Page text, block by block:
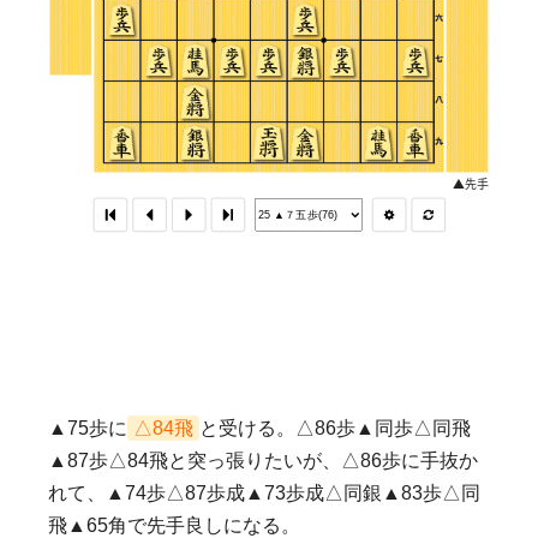
▲75歩に △84飛 と受ける。△86歩▲同歩△同飛
▲87歩△84飛と突っ張りたいが、△86歩に手抜か
れて、▲74歩△87歩成▲73歩成△同銀▲83歩△同
飛▲65角で先手良しになる。